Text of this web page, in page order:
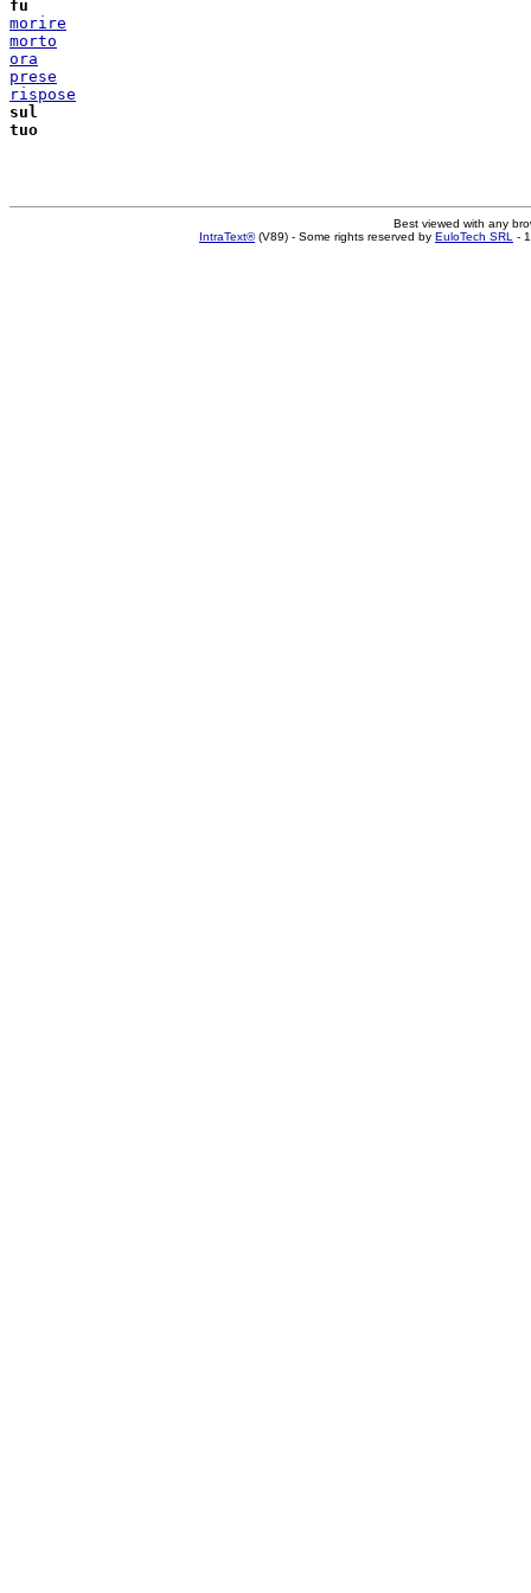
fu
morire
morto
ora
prese
rispose
sul
tuo
Best viewed with any
IntraText®(V89) - Some rights reserved by EuloTech SRL -